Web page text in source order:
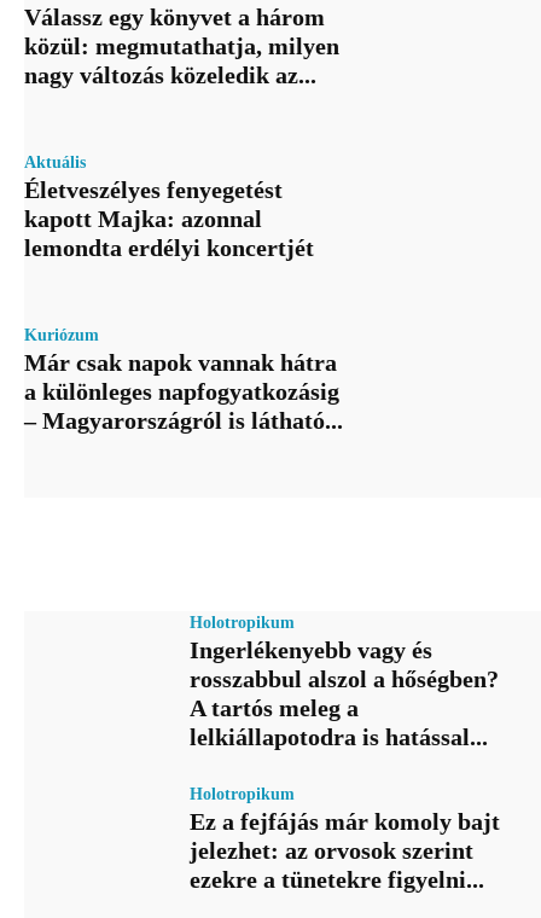
Válassz egy könyvet a három
közül: megmutathatja, milyen
nagy változás közeledik az...
Aktuális
Életveszélyes fenyegetést
kapott Majka: azonnal
lemondta erdélyi koncertjét
Kuriózum
Már csak napok vannak hátra
a különleges napfogyatkozásig
– Magyarországról is látható...
Holotropikum
Ingerlékenyebb vagy és
rosszabbul alszol a hőségben?
A tartós meleg a
lelkiállapotodra is hatással...
Holotropikum
Ez a fejfájás már komoly bajt
jelezhet: az orvosok szerint
ezekre a tünetekre figyelni...